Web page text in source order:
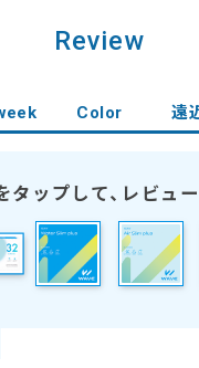
Review
Color 遠
タップして、レビュ